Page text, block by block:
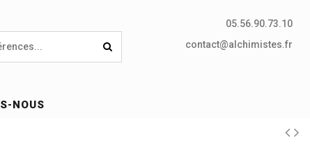
05.56.90.73.10
contact@alchimistes.fr
NOUS